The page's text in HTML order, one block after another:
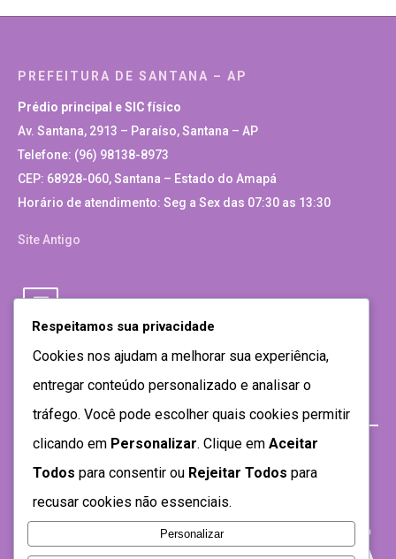
PREFEITURA DE SANTANA – AP
Prédio principal e SIC físico
Av. Santana, 2913 – Paraíso, Santana – AP
Telefone: (96) 98138-8973
CEP: 68928-060, Santana – Estado do Amapá
Horário de atendimento: Seg a Sex das 07:30 as 13:30
Site Antigo
Respeitamos sua privacidade
Cookies nos ajudam a melhorar sua experiência,
entregar conteúdo personalizado e analisar o
tráfego. Você pode escolher quais cookies permitir
clicando em Personalizar. Clique em Aceitar
Todos para consentir ou Rejeitar Todos para
recusar cookies não essenciais.
Personalizar